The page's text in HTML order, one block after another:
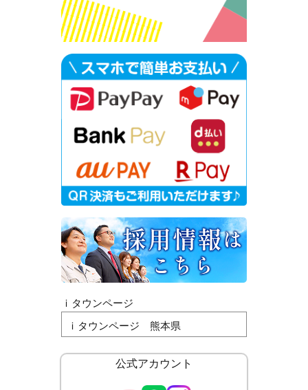
ｉタウンページ
ｉタウンページ 熊本県
公式アカウント